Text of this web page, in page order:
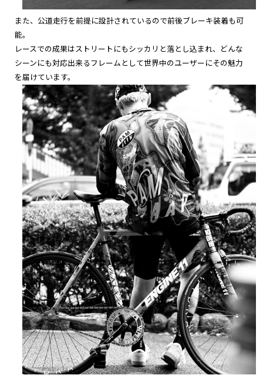
また、公道走行を前提に設計されているので前後ブレーキ装着も可
能。
レースでの成果はストリートにもシッカリと落とし込まれ、どんな
シーンにも対応出来るフレームとして世界中のユーザーにその魅力
を届けています。